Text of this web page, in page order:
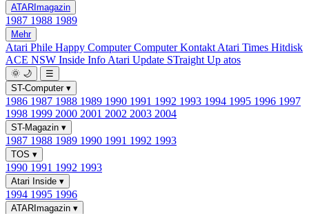
ATARImagazin
1987 1988 1989
Mehr
Atari Phile Happy ComputerComputer Kontakt Atari Times Hitdisk
ACE NSW Inside Info Atari Update STraight Up atos
🌞 🌙
☰
ST-Computer ▾
1986 1987 1988 1989 1990 1991 1992 1993 1994 1995 1996 1997
1998 1999 2000 2001 2002 2003 2004
ST-Magazin ▾
1987 1988 1989 1990 1991 1992 1993
TOS ▾
1990 1991 1992 1993
Atari Inside ▾
1994 1995 1996
ATARImagazin ▾